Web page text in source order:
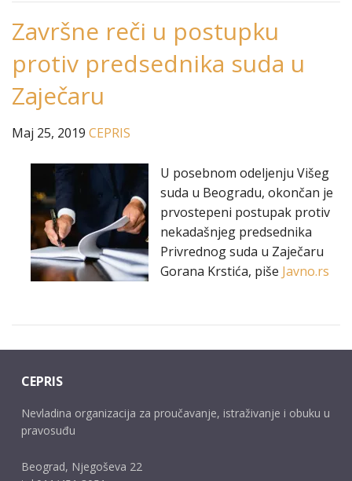
Završne reči u postupku
protiv predsednika suda u
Zaječaru
Maj 25, 2019 CEPRIS
U posebnom odeljenju Višeg
suda u Beogradu, okončan je
prvostepeni postupak protiv
nekadašnjeg predsednika
Privrednog suda u Zaječaru
Gorana Krstića, piše Javno.rs
CEPRIS
Nevladina organizacija za proučavanje, istraživanje i obuku u
pravosuđu
Beograd, Njegoševa 22